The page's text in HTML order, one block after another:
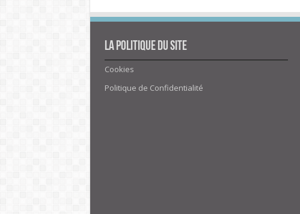
La politique du site
Cookies
Politique de Confidentialité